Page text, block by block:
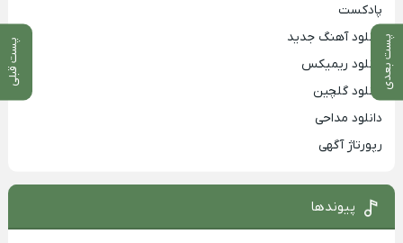
پست بعدی پست قبلی
پادکست
دانلود آهنگ جدید
دانلود ریمیکس
دانلود گلچین
دانلود مداحی
رپورتاژ آگهی
پیوندها